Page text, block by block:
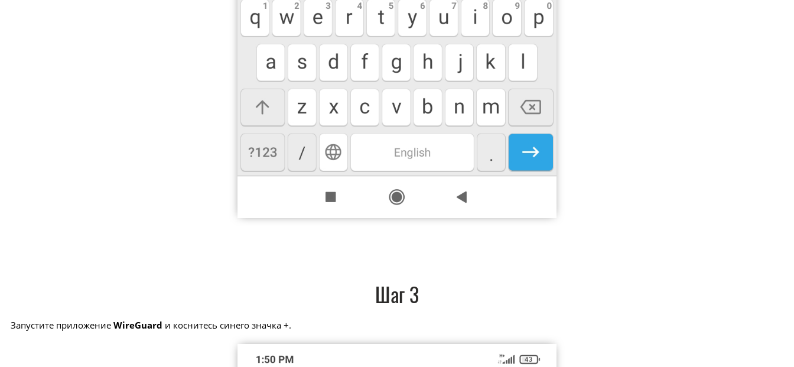
Шаг 3
Запустите приложениеWireGuard и коснитесь синего значка +.